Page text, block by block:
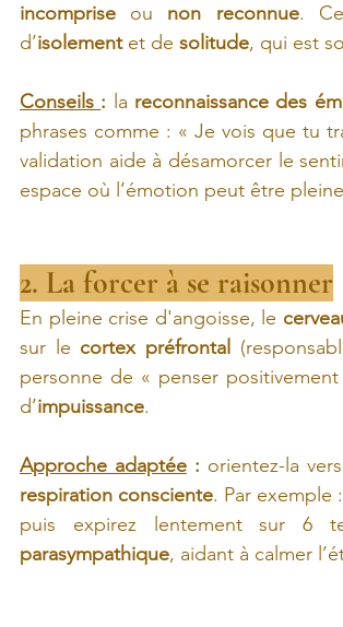
incomprise ou non reconnue.
d’isolement et de solitude, qui est
Conseils : la reconnaissance des
phrases comme : « Je vois que tu
validation aide à désamorcer le
espace où l’émotion peut être
2. La forcer à se raisonner
En pleine crise d'angoisse, le
sur le cortex préfrontal
personne de « penser
d’impuissance.
Approche adaptée : orientez-la
respiration consciente. Par exemple
puis expirez lentement sur 6
parasympathique, aidant à calmer